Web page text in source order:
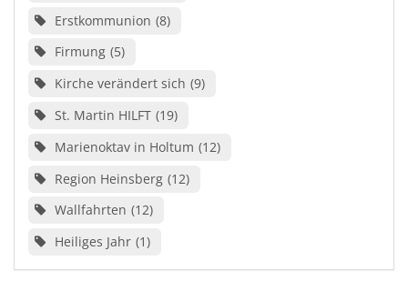
Erstkommunion 8
Firmung 5
Kirche verändert sich 9
St. Martin HILFT 19
Marienoktav in Holtum 12
Region Heinsberg 12
Wallfahrten 12
Heiliges Jahr 1